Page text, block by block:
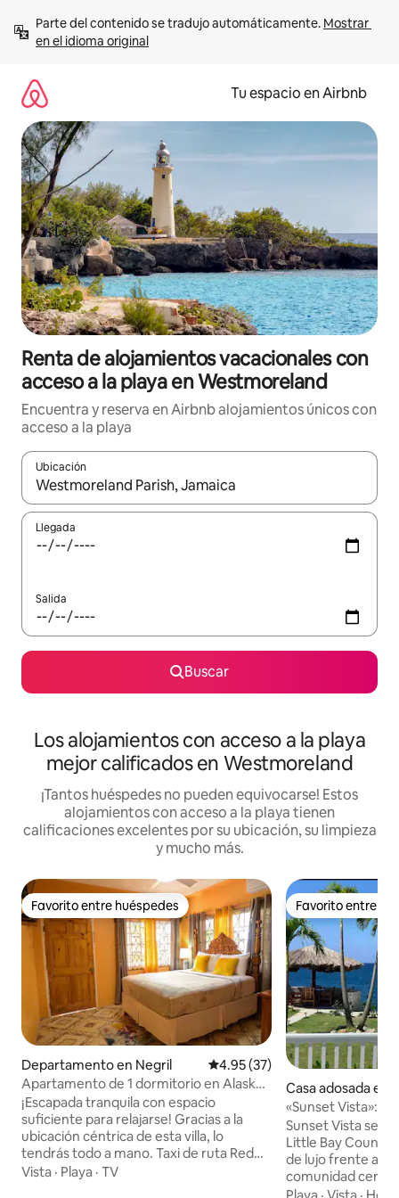
contenido
Parte del contenido se tradujo automáticamente. Mostrar
en el idioma original
Tu espacio en Airbnb
Renta de alojamientos vacacionales con
acceso a la playa en Westmoreland
Encuentra y reserva en Airbnb alojamientos únicos con
acceso a la playa
Ubicación
Cuando los resultados estén disponibles, podrás navegar
Llegada
Salida
Buscar
Los alojamientos con acceso a la playa
mejor calificados en Westmoreland
¡Tantos huéspedes no pueden equivocarse! Estos
alojamientos con acceso a la playa tienen
calificaciones excelentes por su ubicación, su limpieza
y mucho más.
Favorito entre huéspedes
Favorito entre huéspedes
Departamento en Negril Calificación promedio: 4.95 de
4.95 (37)
Apartamento de 1 dormitorio en Alaska
Villa Negril
¡Escapada tranquila con espacio
suficiente para relajarse! Gracias a la
ubicación céntrica de esta villa, lo
tendrás todo a mano. Taxi de ruta Red
Plate accesible en la carretera principal a
Vista · Playa · TV
Favorito entre
Favorito entre
Casa adosada en
«Sunset Vista»:
Negril con
Sunset Vista se
Little Bay
de lujo frente a la
comunidad
península que